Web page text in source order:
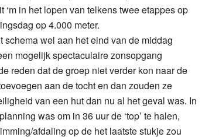
‘m in het lopen van telkens twee etappes op
op 4.000 meter.
wel aan het eind van de middag
mogelijk spectaculaire zonsopgang
reden dat de groep niet verder kon naar de
aan de tocht en dan zouden ze
van een hut dan nu al het geval was. In
was om in 36 uur de ‘top’ te halen,
afdaling op de het laatste stukje zou